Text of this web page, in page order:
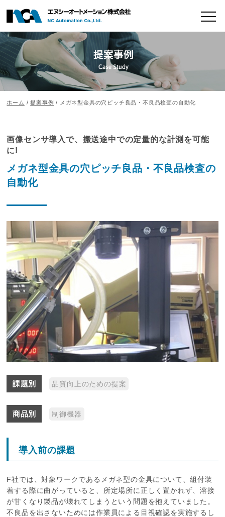
ホーム /提案事例 / メガネ型金具の穴ピッチ良品・不良品検査の自動化
画像センサ導入で、搬送途中での定量的な計測を可能
に!
メガネ型金具の穴ピッチ良品・不良品検査の
自動化
課題別 品質向上のための提案
商品別 制御機器
導入前の課題
F社では、対象ワークであるメガネ型の金具について、組付装
着する際に曲がっていると、所定場所に正しく置かれず、溶接
が甘くなり製品が壊れてしまうという問題を抱えていました。
不良品を出さないためには作業員による目視確認を実施するし